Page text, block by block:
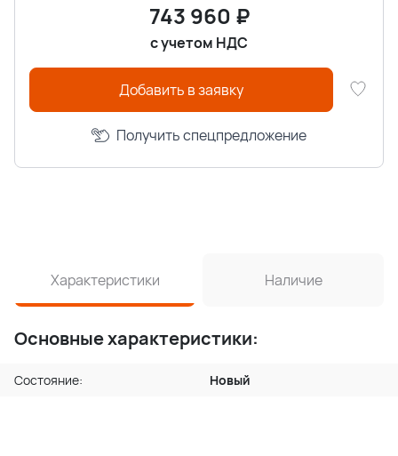
743 960 ₽
с учетом НДС
Добавить в заявку
Получить спецпредложение
Характеристики Наличие
Основные характеристики:
Состояние: Новый